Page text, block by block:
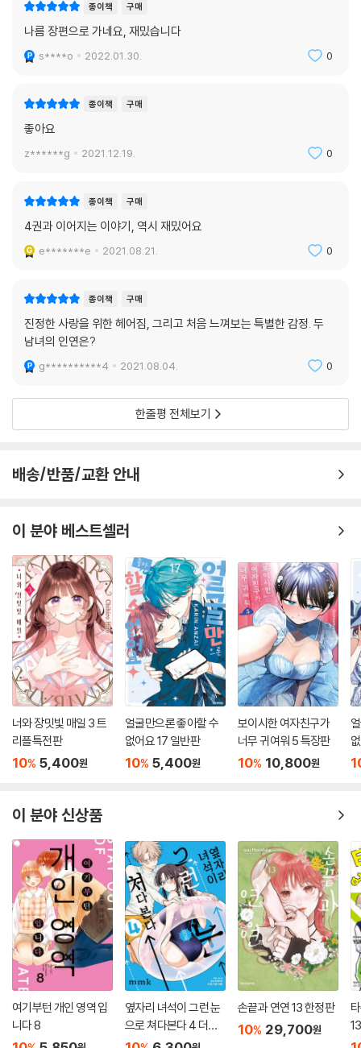
종이책 구매
나름 장편으로 가네요, 재밌습니다
s****o 2022.01.30. 0
종이책 구매
좋아요
z******g 2021.12.19. 0
종이책 구매
4권과 이어지는 이야기, 역시 재밌어요
e*******e 2021.08.21. 0
종이책 구매
진정한 사랑을 위한 헤어짐, 그리고 처음 느껴보는 특별한 감정. 두
남녀의 인연은?
g**********4 2021.08.04. 0
한줄평 전체보기
배송/반품/교환 안내
이 분야 베스트셀러
너와 장밋빛 매일 3 트
리플특전판
10% 5,400원
얼굴만으론 좋아할 수
없어요 17 일반판
10% 5,400원
보이시한 여자친구가
너무 귀여워 5 특장판
10% 10,800원
이 분야 신상품
여기부턴 개인 영역 입
니다 8
옆자리 녀석이 그런 눈
으로 쳐다본다 4 더블
특전판
손끝과 연연 13 한정판
10% 29,700원
13